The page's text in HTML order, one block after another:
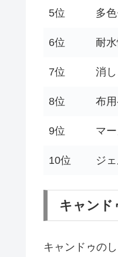
5位 多
6位 耐
7位 消
8位 布
9位 マ
10位 ジ
キャンド
キャンドゥの